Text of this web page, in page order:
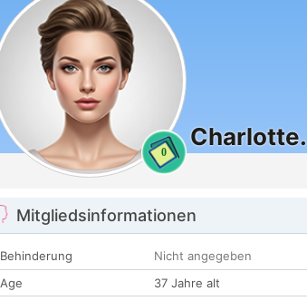
0
Charlotte.
Mitgliedsinformationen
Behinderung
Nicht angegeben
Age
37 Jahre alt